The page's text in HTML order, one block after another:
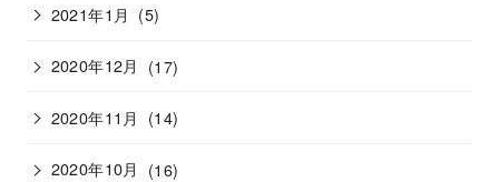
2021年1月 (5)
2020年12月 (17)
2020年11月 (14)
2020年10月 (16)